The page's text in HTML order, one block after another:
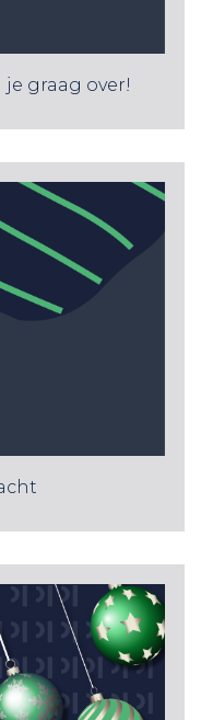
graag over!